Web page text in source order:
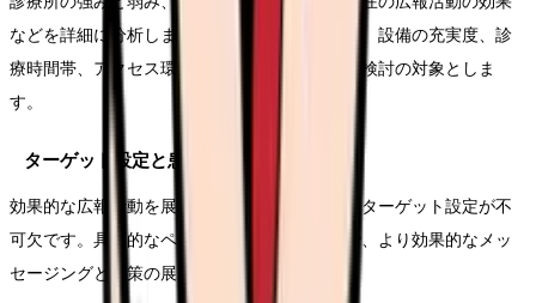
などを詳細に分析します。医療スタッフの特徴、設備の充実度、診
療時間帯、アクセス環境など、あらゆる要素を検討の対象としま
す。
ターゲット設定と患者ペルソナの作成
効果的な広報活動を展開するためには、明確なターゲット設定が不
可欠です。具体的なペルソナを設定することで、より効果的なメッ
セージングと施策の展開が可能となります。